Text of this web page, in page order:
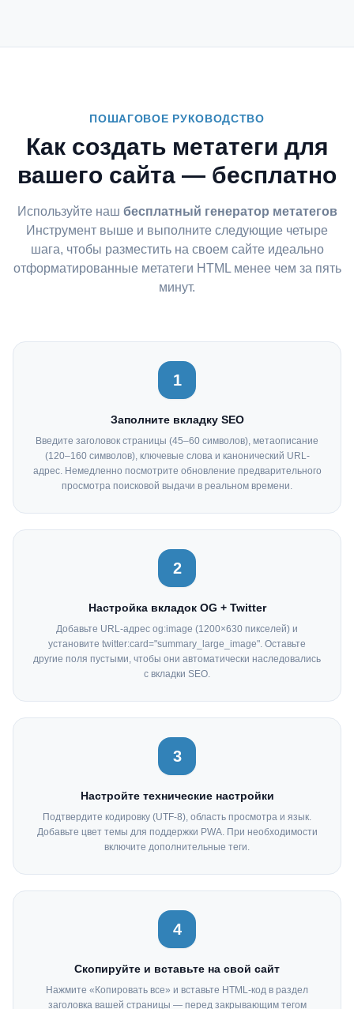
ПОШАГОВОЕ РУКОВОДСТВО
Как создать метатеги для
вашего сайта — бесплатно
Используйте наш бесплатный генератор метатегов
Инструмент выше и выполните следующие четыре
шага, чтобы разместить на своем сайте идеально
отформатированные метатеги HTML менее чем за пять
минут.
1
Заполните вкладку SEO
Введите заголовок страницы (45–60 символов), метаописание
(120–160 символов), ключевые слова и канонический URL-
адрес. Немедленно посмотрите обновление предварительного
просмотра поисковой выдачи в реальном времени.
2
Настройка вкладок OG + Twitter
Добавьте URL-адрес og:image (1200×630 пикселей) и
установите twitter:card="summary_large_image". Оставьте
другие поля пустыми, чтобы они автоматически наследовались
с вкладки SEO.
3
Настройте технические настройки
Подтвердите кодировку (UTF-8), область просмотра и язык.
Добавьте цвет темы для поддержки PWA. При необходимости
включите дополнительные теги.
4
Скопируйте и вставьте на свой сайт
Нажмите «Копировать все» и вставьте HTML-код в раздел
заголовка вашей страницы — перед закрывающим тегом